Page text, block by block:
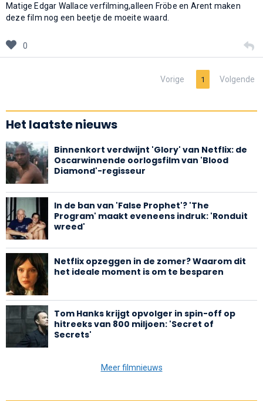
Matige Edgar Wallace verfilming,alleen Fröbe en Arent maken
deze film nog een beetje de moeite waard.
0
Vorige 1 Volgende
Het laatste nieuws
Binnenkort verdwijnt 'Glory' van Netflix: de
Oscarwinnende oorlogsfilm van 'Blood
Diamond'-regisseur
In de ban van 'False Prophet'? 'The
Program' maakt eveneens indruk: 'Ronduit
wreed'
Netflix opzeggen in de zomer? Waarom dit
het ideale moment is om te besparen
Tom Hanks krijgt opvolger in spin-off op
hitreeks van 800 miljoen: 'Secret of
Secrets'
Meer filmnieuws